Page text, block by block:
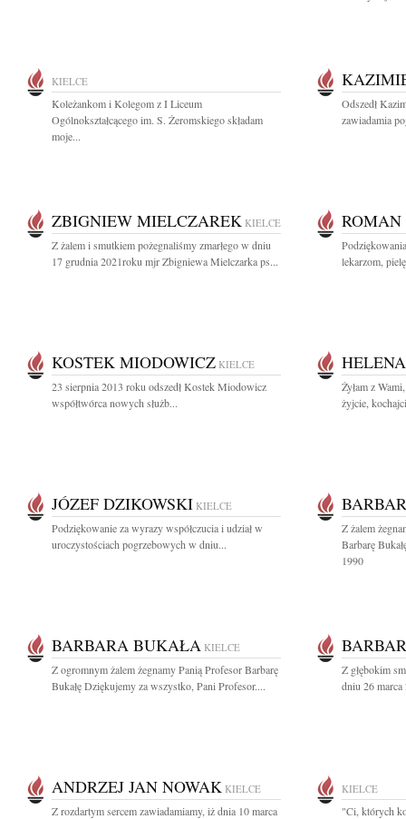
KIELCE
Koleżankom i Kolegom z I Liceum
Ogólnokształcącego im. S. Żeromskiego składam
moje...
Odszedł
zawiadamia
ZBIGNIEW MIELCZAREK KIELCE
Z żalem i smutkiem pożegnaliśmy zmarłego w dniu
17 grudnia 2021roku mjr Zbigniewa Mielczarka ps...
ROMAN
lekarzom,
KOSTEK MIODOWICZ KIELCE
23 sierpnia 2013 roku odszedł Kostek Miodowicz
współtwórca nowych służb...
Żyłam z
żyjcie,
JÓZEF DZIKOWSKI KIELCE
Podziękowanie za wyrazy współczucia i udział w
uroczystościach pogrzebowych w dniu...
Z żalem
Barbarę
1990
BARBARA BUKAŁA KIELCE
Z ogromnym żalem żegnamy Panią Profesor Barbarę
Bukałę Dziękujemy za wszystko, Pani Profesor....
Z głębokim
dniu 26 marca
ANDRZEJ JAN NOWAK KIELCE
Z rozdartym sercem zawiadamiamy, iż dnia 10 marca
KIELCE
"Ci, których